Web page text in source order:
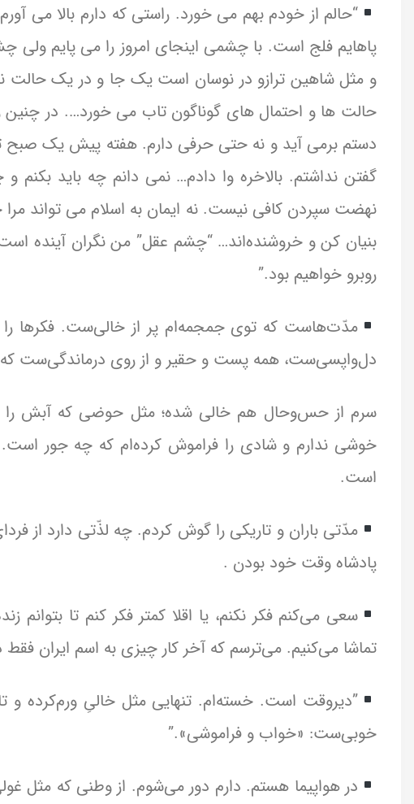
“حالم از خودم بهم می خورد. راستی که دارم بالا می
پاهایم فلج است. با چشمی اینجای امروز را می پایم ولی
و مثل شاهین ترازو در نوسان است یک جا و در یک حالت
حالت ها و احتمال های گوناگون تاب می خورد…. در چنین
دستم برمی آید و نه حتی حرفی دارم. هفته پیش یک صبح
گفتن نداشتم. بالاخره وا دادم… نمی دانم چه باید
نهضت سپردن کافی نیست. نه ایمان به اسلام می تواند
بنیان کن و خروشنده‌اند… “چشم عقل” من نگران آینده
روبرو خواهیم بود.”
مدّت‌هاست که توی جمجمه‌ام پر از خالی‌ست. فکرها
دل‌واپسی‌ست، همه پست و حقیر و از روی درماندگی‌ست
سرم از حس‌وحال هم خالی شده؛ مثل حوضی که آبش را
خوشی ندارم و شادی را فراموش کرده‌ام که چه جور
است.
مدّتی باران و تاریکی را گوش کردم. چه لذّتی دارد از
پادشاه وقت خود بودن .
سعی می‌کنم فکر نکنم، یا اقلا کمتر فکر کنم تا بتوانم
تماشا می‌کنیم. می‌ترسم که آخر کار چیزی به اسم ایران فقط
”دیروقت است. خسته‌ام. تنهایی مثل خالیِ ورم‌کرده و
خوبی‌ست: «خواب و فراموشی».”
در هواپیما هستم. دارم دور می‌شوم. از وطنی که مثل